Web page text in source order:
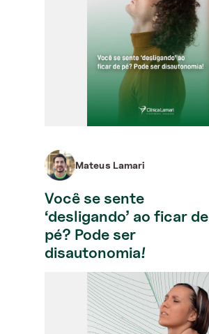
Mateus Lamari
Você se sente
‘desligando’ ao ficar de
pé? Pode ser
disautonomia!